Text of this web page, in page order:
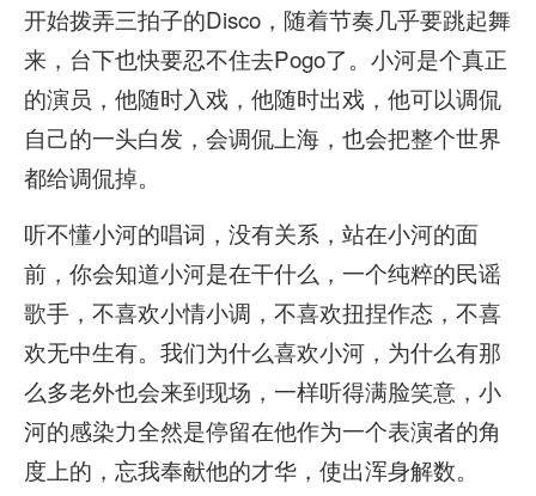
开始拨弄三拍子的Disco，随着节奏几乎要跳起舞
来，台下也快要忍不住去Pogo了。小河是个真正
的演员，他随时入戏，他随时出戏，他可以调侃
自己的一头白发，会调侃上海，也会把整个世界
都给调侃掉。
听不懂小河的唱词，没有关系，站在小河的面
前，你会知道小河是在干什么，一个纯粹的民谣
歌手，不喜欢小情小调，不喜欢扭捏作态，不喜
欢无中生有。我们为什么喜欢小河，为什么有那
么多老外也会来到现场，一样听得满脸笑意，小
河的感染力全然是停留在他作为一个表演者的角
度上的，忘我奉献他的才华，使出浑身解数。